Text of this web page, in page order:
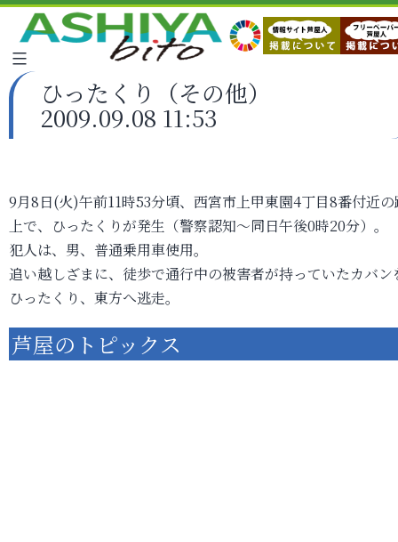
ひったくり（その他）
2009.09.08 11:53
9月8日(火)午前11時53分頃、西宮市上甲東園4丁目8番付近の
上で、ひったくりが発生（警察認知～同日午後0時20分）。
犯人は、男、普通乗用車使用。
追い越しざまに、徒歩で通行中の被害者が持っていたカバン
ひったくり、東方へ逃走。
芦屋のトピックス